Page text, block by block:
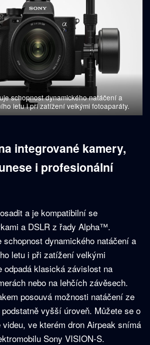
schopnost dynamického natáčení a
letu i při zatížení velkými fotoaparáty.
integrované kamery,
i profesionální
a je kompatibilní se
a DSLR z řady Alpha™.
schopnost dynamického natáčení a
letu i při zatížení velkými
odpadá klasická závislost na
nebo na lehčích závěsech.
posouvá možnosti natáčení ze
vyšší úroveň. Můžete se o
ve kterém dron Airpeak snímá
Sony VISION-S.